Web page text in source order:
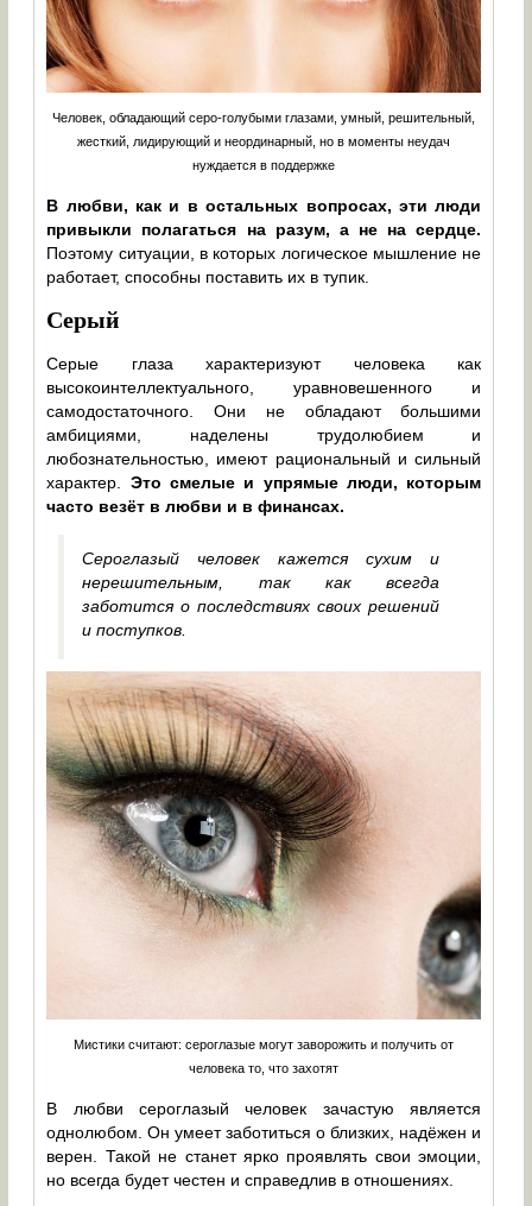
Человек, обладающий серо-голубыми глазами, умный, решительный,
жесткий, лидирующий и неординарный, но в моменты неудач
нуждается в поддержке
В любви, как и в остальных вопросах, эти люди
привыкли полагаться на разум, а не на сердце.
Поэтому ситуации, в которых логическое мышление не
работает, способны поставить их в тупик.
Серый
Серые глаза характеризуют человека как
высокоинтеллектуального, уравновешенного и
самодостаточного. Они не обладают большими
амбициями, наделены трудолюбием и
любознательностью, имеют рациональный и сильный
характер. Это смелые и упрямые люди, которым
часто везёт в любви и в финансах.
Сероглазый человек кажется сухим и
нерешительным, так как всегда
заботится о последствиях своих решений
и поступков.
Мистики считают: сероглазые могут заворожить и получить от
человека то, что захотят
В любви сероглазый человек зачастую является
однолюбом. Он умеет заботиться о близких, надёжен и
верен. Такой не станет ярко проявлять свои эмоции,
но всегда будет честен и справедлив в отношениях.